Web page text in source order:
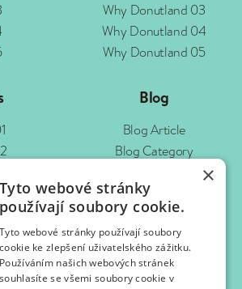
Why Donutland 03
Why Donutland 04
Why Donutland 05
Blog
Blog Article
Blog Category
Admin
×
Tyto webové stránky
používají soubory cookie.
Tyto webové stránky používají soubory
cookie ke zlepšení uživatelského zážitku.
Používáním našich webových stránek
souhlasíte se všemi soubory cookie v